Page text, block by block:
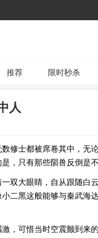
推荐 限时秒杀
人
士都被席卷其中，无
，只有那些陨兽反倒是
大眼睛，自从跟随白
二黑这般能够与秦武海
可惜当时空震颤到来